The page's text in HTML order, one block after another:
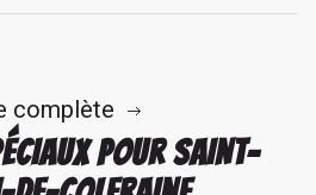
complète
POUR SAINT-